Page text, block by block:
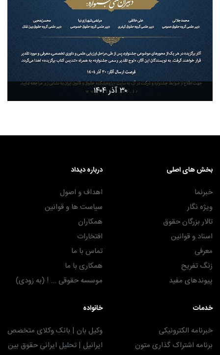
۳۰ آذر ۱۴۰۴
بخش های اصلی
خبرنما
ویژه نگار
تالار بزرگان حقوق
اسناد و قوانین
معرفی
زنگ تفریح
پیوندهای مفید
درباره دیداد
اهداف و اصول
سیاست ها و قوانین
همکاران
افتخارات
تماس با ما
همکاری با ما
موسسه حقوقی ... ! (به زودی)
خدمات
خبرنامه الکترونیکی
برنامه اشتراک گذاری متون
خانواده
وکیل بان | بانک وکلای متخصص
ایرانیل | تحلیل ایرانی حقوق بین